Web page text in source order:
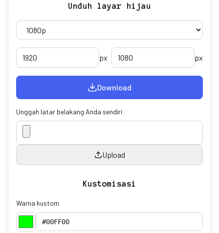
Unduh layar hijau
px px
Download
Unggah latar belakang Anda sendiri
Upload
Kustomisasi
Warna kustom